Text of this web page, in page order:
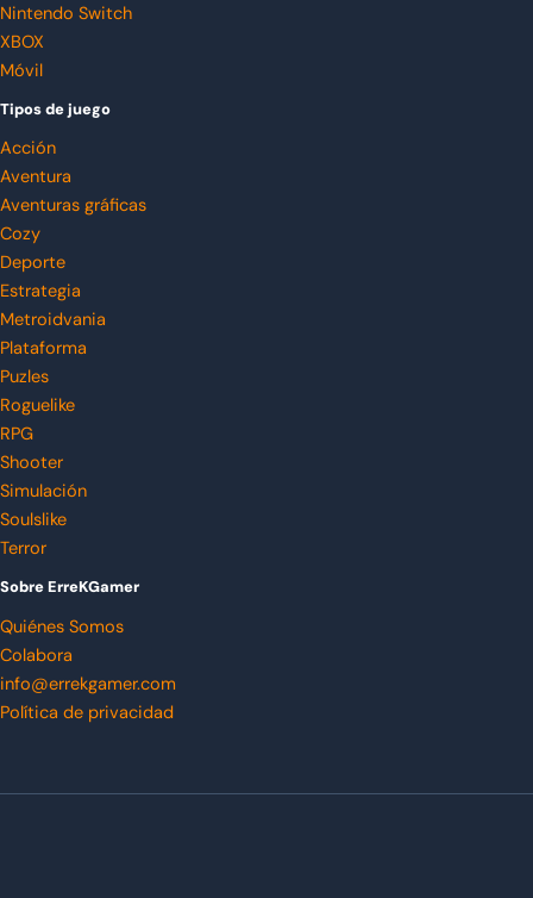
Nintendo Switch
XBOX
Móvil
Tipos de juego
Acción
Aventura
Aventuras gráficas
Cozy
Deporte
Estrategia
Metroidvania
Plataforma
Puzles
Roguelike
RPG
Shooter
Simulación
Soulslike
Terror
Sobre ErreKGamer
Quiénes Somos
Colabora
info@errekgamer.com
Política de privacidad